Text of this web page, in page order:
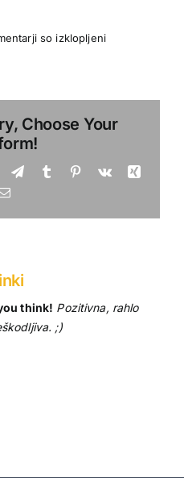
so izklopljeniza
in
5.
Choose Your
WhatsApp
TelegramTumblrPinterest
Vk
Xing
Email
think! Pozitivna, rahlo
;)